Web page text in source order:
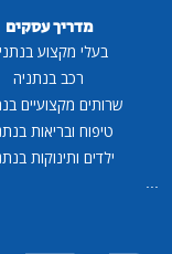
מדריך עסקים
בעלי מקצוע
רכב בנתניה
שרותים מקצועיים
טיפוח ובריאות
ילדים ותינוקות
...